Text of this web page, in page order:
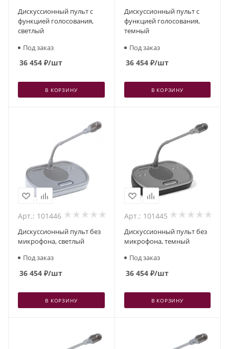
Дискуссионный пульт с
функцией голосования,
светлый
Под заказ
36 454 ₽/шт
В КОРЗИНУ
Дискуссионный пульт с
функцией голосования,
темный
Под заказ
36 454₽/шт
В КОРЗИНУ
Арт.: 101446
Дискуссионный пульт без
микрофона, светлый
Под заказ
36 454 ₽/шт
В КОРЗИНУ
Арт.: 101445
Дискуссионный пульт без
микрофона, темный
Под заказ
36 454₽/шт
В КОРЗИНУ